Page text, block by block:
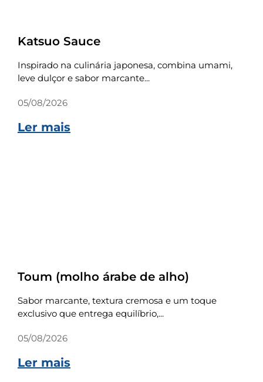
Katsuo Sauce
Inspirado na culinária japonesa, combina umami,
leve dulçor e sabor marcante...
05/08/2026
Ler mais
Toum (molho árabe de alho)
Sabor marcante, textura cremosa e um toque
exclusivo que entrega equilíbrio,...
05/08/2026
Ler mais